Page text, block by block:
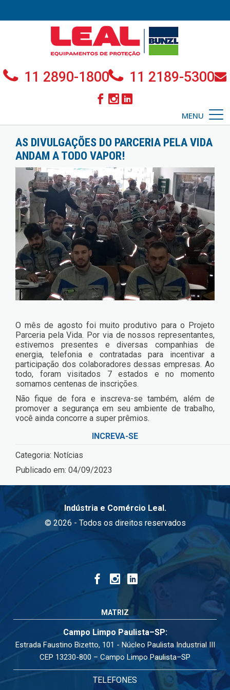
11 2890-1800 11 2189-5300
MENU
AS DIVULGAÇÕES DO PARCERIA PELA VIDA
ANDAM A TODO VAPOR!
O mês de agosto foi muito produtivo para o Projeto
Parceria pela Vida. Por via de nossos representantes,
estivemos presentes e diversas companhias de
energia, telefonia e contratadas para incentivar a
participação dos colaboradores dessas empresas. Ao
todo, foram visitados 7 estados e no momento
somamos centenas de inscrições.
Não fique de fora e inscreva-se também, além de
promover a segurança em seu ambiente de trabalho,
você ainda concorre a super prêmios.
INCREVA-SE
Categoria: Notícias
Publicado em: 04/09/2023
Indústria e Comércio Leal.
© 2026 - Todos os direitos reservados
MATRIZ
Campo Limpo Paulista–SP:
Estrada Faustino Bizetto, 101 - Núcleo Paulista Industrial III
CEP 13230-800 – Campo Limpo Paulista–SP
TELEFONES